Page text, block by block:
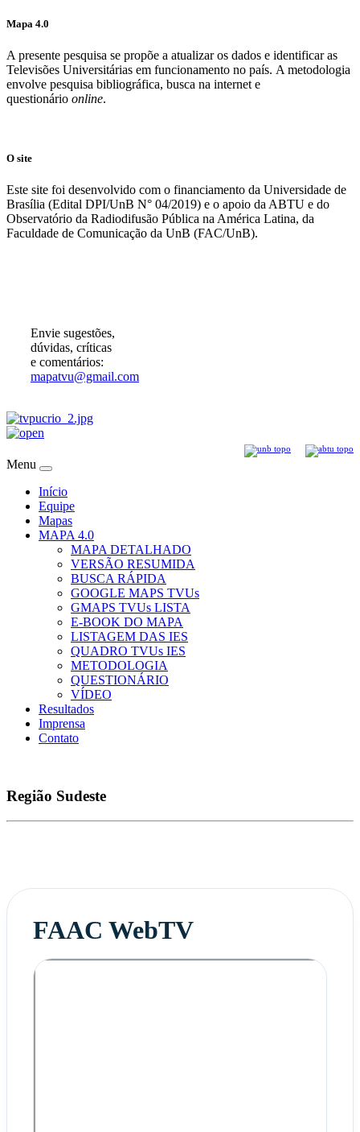
Mapa 4.0
A presente pesquisa se propõe a atualizar os dados e identificar as
Televisões Universitárias em funcionamento no país. A metodologia
envolve pesquisa bibliográfica, busca na internet e
questionário online.
O site
Este site foi desenvolvido com o financiamento da Universidade de
Brasília (Edital DPI/UnB N° 04/2019) e o apoio da ABTU e do
Observatório da Radiodifusão Pública na América Latina, da
Faculdade de Comunicação da UnB (FAC/UnB).
Envie sugestões,
dúvidas, críticas
e comentários:
mapatvu@gmail.com
Menu
Início
Equipe
Mapas
MAPA 4.0
MAPA DETALHADO
VERSÃO RESUMIDA
BUSCA RÁPIDA
GOOGLE MAPS TVUs
GMAPS TVUs LISTA
E-BOOK DO MAPA
LISTAGEM DAS IES
QUADRO TVUs IES
METODOLOGIA
QUESTIONÁRIO
VÍDEO
Resultados
Imprensa
Contato
Região Sudeste
FAAC WebTV